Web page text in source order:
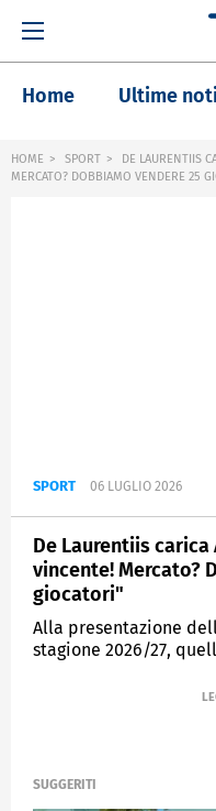
Home Ultime
HOME SPORT
DE LAURENTIIS
MERCATO? DOBBIAMO VENDERE 25
SPORT 06 LUGLIO 2026
De Laurentiis
vincente! Mercato?
giocatori"
Alla presentazione
stagione 2026/27,
SUGGERITI